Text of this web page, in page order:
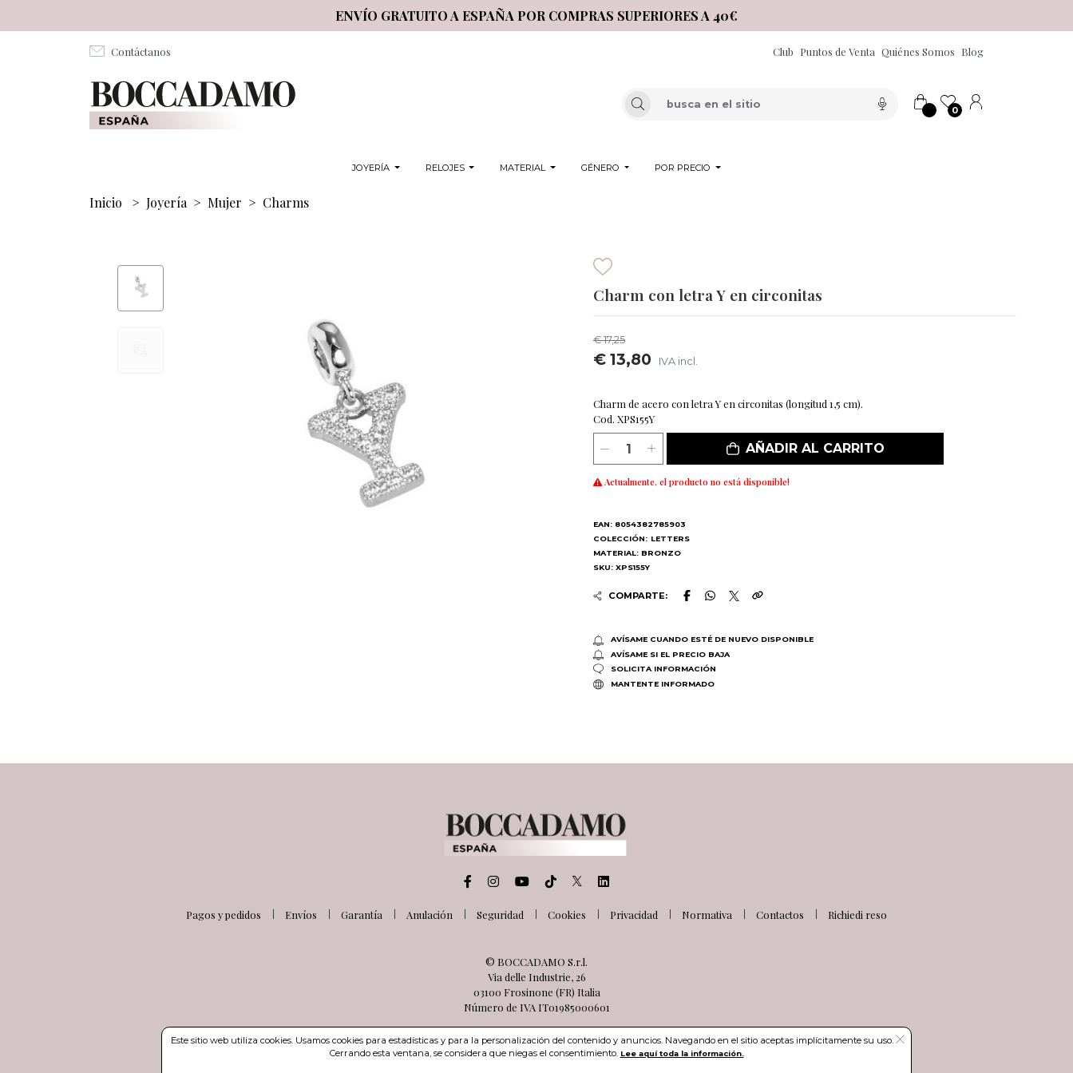
ENVÍO GRATUITO A ESPAÑA POR COMPRAS SUPERIORES A 40€
Contáctanos Club Puntos de Venta Quiénes Somos Blog
0
JOYERÍA RELOJES MATERIAL GÉNERO POR PRECIO
Inicio > Joyería > Mujer > Charms
Charm con letra Y en circonitas
€ 17,25
€ 13,80 IVA incl.
Charm de acero con letra Y en circonitas (longitud 1,5 cm).
Cod. XPS155Y
AÑADIR AL CARRITO
Actualmente, el producto no está disponible!
EAN: 8054382785903
COLECCIÓN: LETTERS
MATERIAL: BRONZO
SKU: XPS155Y
COMPARTE:
AVÍSAME CUANDO ESTÉ DE NUEVO DISPONIBLE
AVÍSAME SI EL PRECIO BAJA
SOLICITA INFORMACIÓN
MANTENTE INFORMADO
Pagos y pedidos Envíos Garantía Anulación Seguridad Cookies Privacidad Normativa Contactos Richiedi reso
© BOCCADAMO S.r.l.
Via delle Industrie, 26
03100 Frosinone (FR) Italia
Número de IVA IT01985000601
Este sitio web utiliza cookies. Usamos cookies para estadísticas y para la personalización del contenido y anuncios. Navegando en el sitio aceptas implícitamente su uso.
Cerrando esta ventana, se considera que niegas el consentimiento. Lee aquí toda la información.